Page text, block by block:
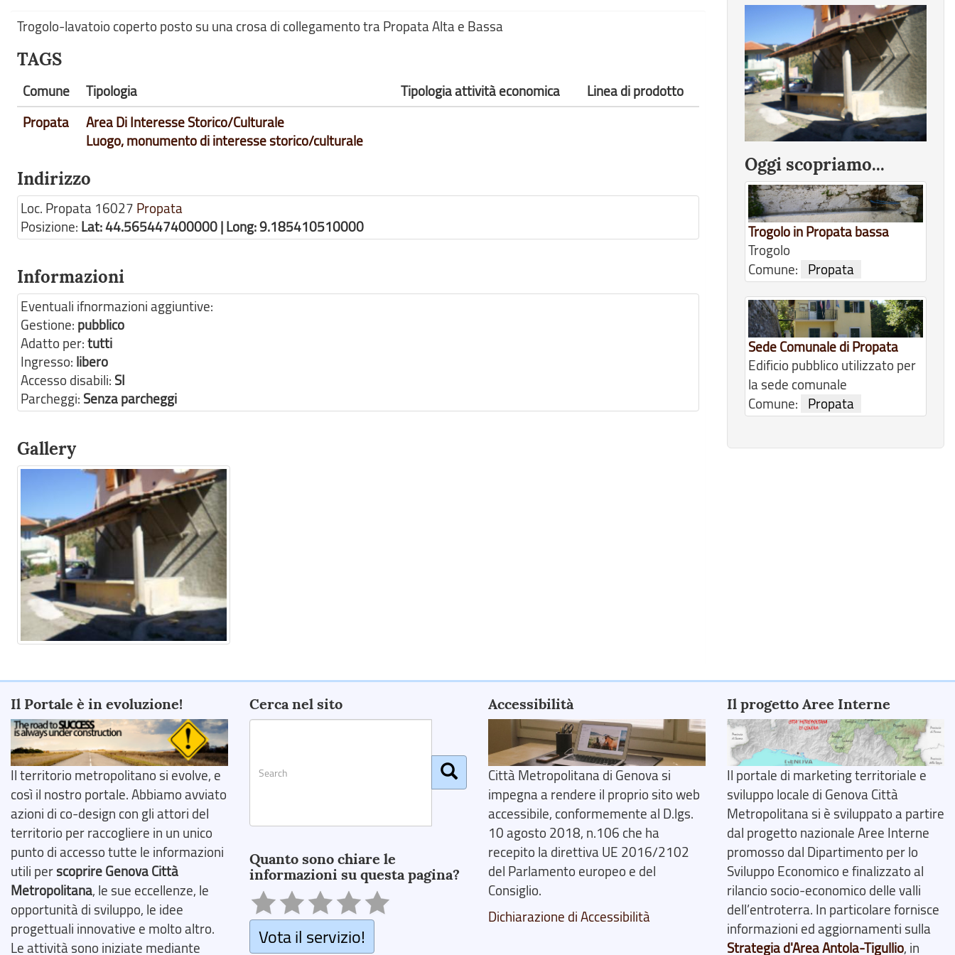
Trogolo-lavatoio coperto posto su una crosa di collegamento tra Propata Alta e Bassa
TAGS
Comune Tipologia Tipologia attività economica
Linea di prodotto
Propata
Area Di Interesse Storico/Culturale
Luogo, monumento di interesse storico/culturale
Indirizzo
Loc. Propata 16027 Propata
Posizione: Lat: 44.565447400000 | Long: 9.185410510000
Informazioni
Eventuali ifnormazioni aggiuntive:
Gestione: pubblico
Adatto per:tutti
Ingresso: libero
Accesso disabili: SI
Parcheggi: Senza parcheggi
Gallery
Oggi scopriamo...
Trogolo in Propata bassa
Trogolo
Comune:
Propata
Sede Comunale di Propata
Edificio pubblico utilizzato per
la sede comunale
Comune:
Propata
Il Portale è in evoluzione!
Il territorio metropolitano si evolve, e
così il nostro portale. Abbiamo avviato
azioni di co-design con gli attori del
territorio per raccogliere in un unico
punto di accesso tutte le informazioni
utili perscoprire Genova Città
Metropolitana, le sue eccellenze, le
opportunità di sviluppo, le idee
progettuali innovative e molto altro.
Le attività sono iniziate mediante
Cerca nel sito
Quanto sono chiare le
informazioni su questa pagina?
Vota il servizio!
Accessibilità
Città Metropolitana di Genova si
impegna a rendere il proprio sito web
accessibile, conformemente al D.lgs.
10 agosto 2018, n.106 che ha
recepito la direttiva UE 2016/2102
del Parlamento europeo e del
Consiglio.
Dichiarazione di Accessibilità
Il progetto Aree Interne
Il portale di marketing territoriale e
sviluppo locale di Genova Città
Metropolitana si è sviluppato a partire
dal progetto nazionale Aree Interne
promosso dal Dipartimento per lo
Sviluppo Economico e finalizzato al
rilancio socio-economico delle valli
dell’entroterra. In particolare fornisce
informazioni ed aggiornamenti sulla
Strategia d'Area Antola-Tigullio, in